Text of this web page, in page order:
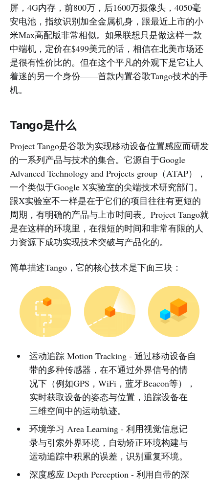
屏，4G内存，前800万，后1600万摄像头，4050毫
安电池，指纹识别加全金属机身，跟最近上市的小
米Max高配版非常相似。如果联想只是做这样一款
中端机，定价在$499美元的话，相信在北美市场还
是很有性价比的。但在这个平凡的外观下是它让人
着迷的另一个身份——首款内置谷歌Tango技术的手
机。
Tango是什么
Project Tango是谷歌为实现移动设备位置感应而研发
的一系列产品与技术的集合。它源自于Google
Advanced Technology and Projects group（ATAP），
一个类似于Google X实验室的尖端技术研究部门。
跟X实验室不一样是在于它们的项目往往有更短的
周期，有明确的产品与上市时间表。Project Tango就
是在这样的环境里，在很短的时间和非常有限的人
力资源下成功实现技术突破与产品化的。
简单描述Tango，它的核心技术是下面三块：
运动追踪 Motion Tracking - 通过移动设备自
带的多种传感器，在不通过外界信号的情
况下（例如GPS，WiFi，蓝牙Beacon等），
实时获取设备的姿态与位置，追踪设备在
三维空间中的运动轨迹。
环境学习 Area Learning - 利用视觉信息记
录与引索外界环境，自动矫正环境构建与
运动追踪中积累的误差，识别重复环境。
深度感应 Depth Perception - 利用自带的深